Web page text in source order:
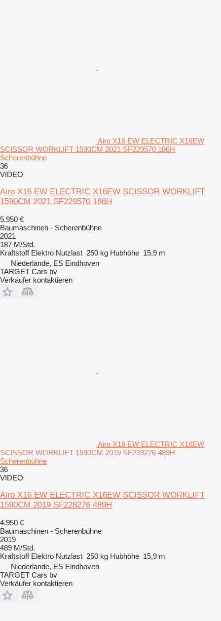
Airo X16 EW ELECTRIC X16EW
SCISSOR WORKLIFT 1590CM 2021 SF229570 186H
Scherenbühne
36
VIDEO
Airo X16 EW ELECTRIC X16EW SCISSOR WORKLIFT
1590CM 2021 SF229570 186H
5.950 €
Baumaschinen - Scherenbühne
2021
187 M/Std.
Kraftstoff Elektro Nutzlast 250 kg Hubhöhe 15,9 m
Niederlande, ES Eindhoven
TARGET Cars bv
Verkäufer kontaktieren
Airo X16 EW ELECTRIC X16EW
SCISSOR WORKLIFT 1590CM 2019 SF228276 489H
Scherenbühne
36
VIDEO
Airo X16 EW ELECTRIC X16EW SCISSOR WORKLIFT
1590CM 2019 SF228276 489H
4.950 €
Baumaschinen - Scherenbühne
2019
489 M/Std.
Kraftstoff Elektro Nutzlast 250 kg Hubhöhe 15,9 m
Niederlande, ES Eindhoven
TARGET Cars bv
Verkäufer kontaktieren